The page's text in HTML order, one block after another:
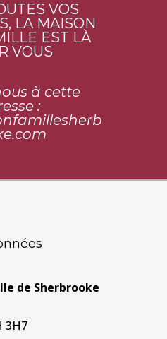
VOS
LA MAISON
EST LÀ
VOUS
à cette
:
com
de Sherbrooke
3H7